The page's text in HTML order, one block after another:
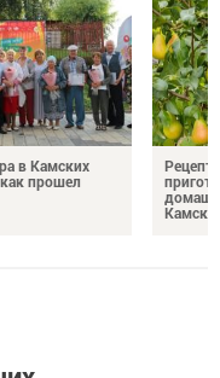
в Камских
прошел